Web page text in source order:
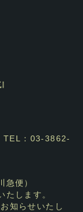
：03-3862-
急便）
たします。
知らせいたし